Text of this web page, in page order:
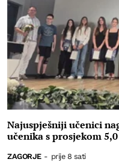
Najuspješniji učenici
učenika s prosjekom
ZAGORJE - prije 8 sati